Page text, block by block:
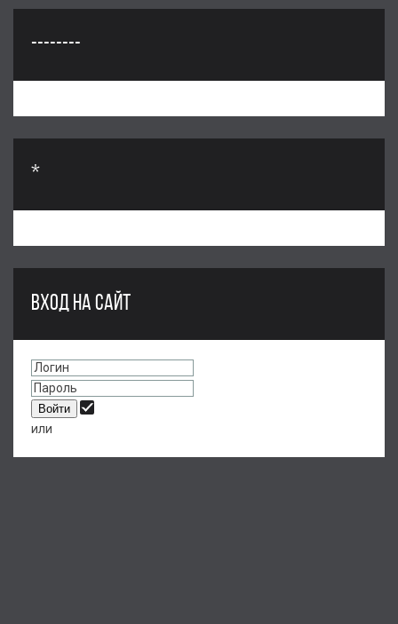
--------
*
ВХОД НА САЙТ
или